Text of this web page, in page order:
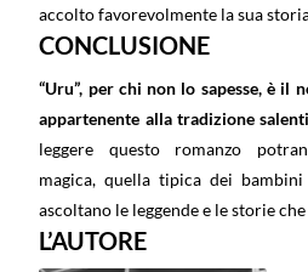
accolto favorevolmente la sua
CONCLUSIONE
“Uru”, per chi non lo sapesse, è il
appartenente alla tradizione
leggere questo romanzo
magica, quella tipica dei
ascoltano le leggende e le storie
L’AUTORE